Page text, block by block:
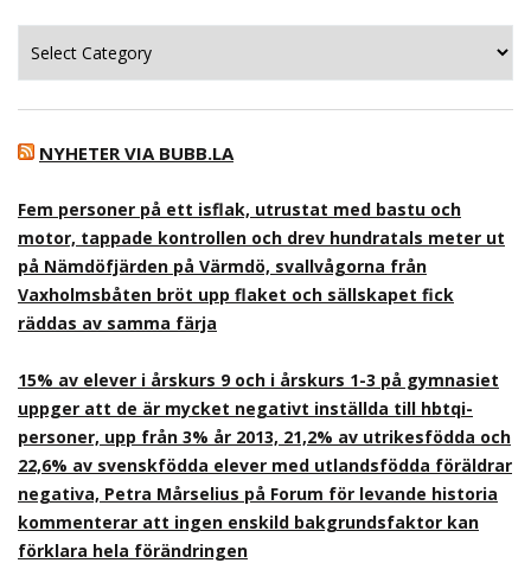
NYHETER VIA BUBB.LA
Fem personer på ett isflak, utrustat med bastu och
motor, tappade kontrollen och drev hundratals meter ut
på Nämdöfjärden på Värmdö, svallvågorna från
Vaxholmsbåten bröt upp flaket och sällskapet fick
räddas av samma färja
15% av elever i årskurs 9 och i årskurs 1-3 på gymnasiet
uppger att de är mycket negativt inställda till hbtqi-
personer, upp från 3% år 2013, 21,2% av utrikesfödda och
22,6% av svenskfödda elever med utlandsfödda föräldrar
negativa, Petra Mårselius på Forum för levande historia
kommenterar att ingen enskild bakgrundsfaktor kan
förklara hela förändringen